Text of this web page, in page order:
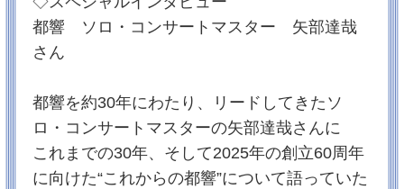
曲目が決まり次第、またお知らせさせていただきま
す！上半期もよろしくお願いいたします♪
★プレゼント企画★5月17日（土）コンサートを 2組4
名にプレゼント！
番組アンケートにお答えいただいた方の中から、抽選
で、コンサートチケットをプレゼント！
プレゼント応募フォームはこちら！（3月30日（日）ま
で）
都響 ソロ・コンサートマスター 矢部達哉
さん
都響を約30年にわたり、リードしてきたソ
ロ・コンサートマスターの矢部達哉さんに
これまでの30年、そして2025年の創立60周年
に向けた“これからの都響”について語っていた